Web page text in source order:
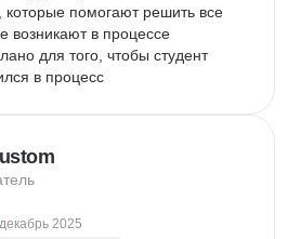
помогают решить все
возникают в процессе
для того, чтобы студент
в процесс
декабрь 2025